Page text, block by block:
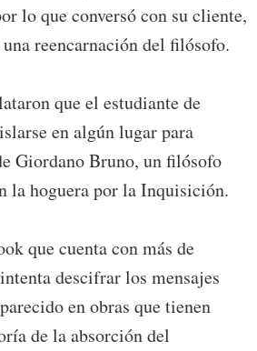
lo que conversó con su cliente,
reencarnación del filósofo.
que el estudiante de
en algún lugar para
Giordano Bruno, un filósofo
la hoguera por la Inquisición.
que cuenta con más de
descifrar los mensajes
en obras que tienen
de la absorción del